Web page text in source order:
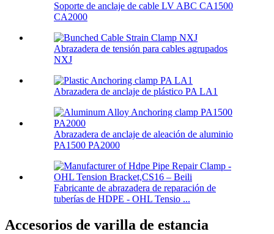
Soporte de anclaje de cable LV ABC CA1500
CA2000
Abrazadera de tensión para cables agrupados
NXJ
Abrazadera de anclaje de plástico PA LA1
Abrazadera de anclaje de aleación de aluminio
PA1500 PA2000
Fabricante de abrazadera de reparación de
tuberías de HDPE - OHL Tensio ...
Accesorios de varilla de estancia